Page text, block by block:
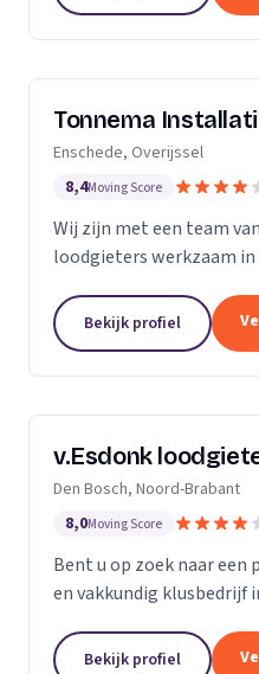
Tonnema
Enschede, Overijssel
8,4Moving Score
Wij zijn met een team
loodgieters werkzaam in
gespecialiseerd in de
en...
Bekijk profiel
v.Esdonk
Den Bosch, Noord-Brabant
8,0Moving Score
Bent u op zoek naar
en vakkundig klusbedrijf
zowel particulieren als
Bekijk profiel